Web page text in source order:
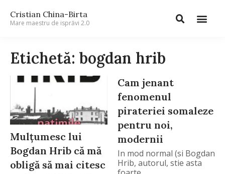
Cristian China-Birta
Mare maestru de isprăvi 2.0
Etichetă: bogdan hrib
Mulțumesc lui
Bogdan Hrib că mă
obligă să mai citesc
Cam jenant
fenomenul
pirateriei somaleze
pentru noi,
modernii
In mod normal (si Bogdan
Hrib, autorul, stie asta